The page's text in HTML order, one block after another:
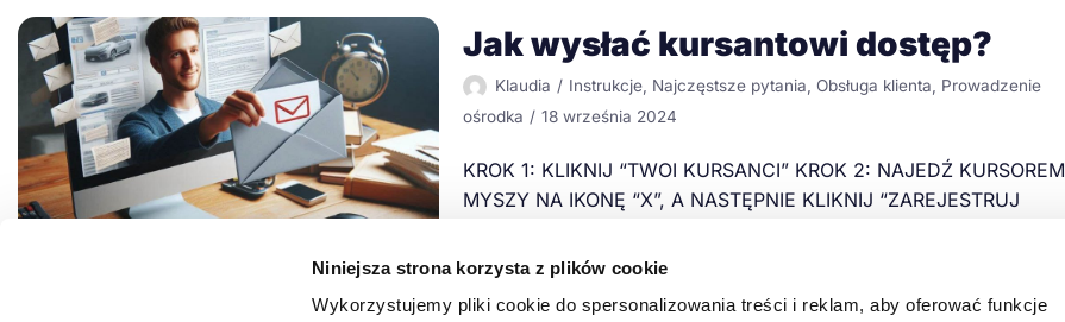
Niniejsza strona korzysta z plików cookie
Wykorzystujemy pliki cookie do spersonalizowania treści i reklam, aby oferować funkcje
Jak wysłać kursantowi dostęp?
Klaudia Instrukcje Najczęstsze pytania ,Obsługa klienta
Prowadzenie
ośrodka
18 września 2024
KROK 1: KLIKNIJ “TWOI KURSANCI” KROK 2: NAJEDŹ KURSOREM
MYSZY NA IKONĘ “X”, A NASTĘPNIE KLIKNIJ “ZAREJESTRUJ
I…Czytaj dalej »